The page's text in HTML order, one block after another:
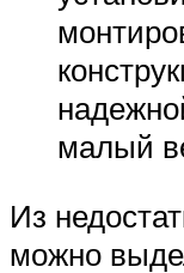
малый
Из
можно